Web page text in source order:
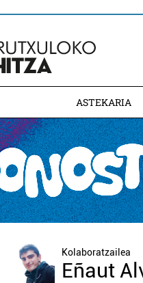
ASTEKARIA
Kolaboratzailea
Eñaut